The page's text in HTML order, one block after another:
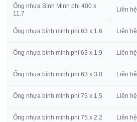
Ống nhựa Bình Minh phi 400 x
11.7
Liên hệ
Ống nhựa bình minh phi 63 x 1.6 Liên hệ
Ống nhựa bình minh phi 63 x 1.9 Liên hệ
Ống nhựa bình minh phi 63 x 3.0 Liên hệ
Ống nhựa bình minh phi 75 x 1.5 Liên hệ
Ống nhựa bình minh phi 75 x 2.2 Liên hệ